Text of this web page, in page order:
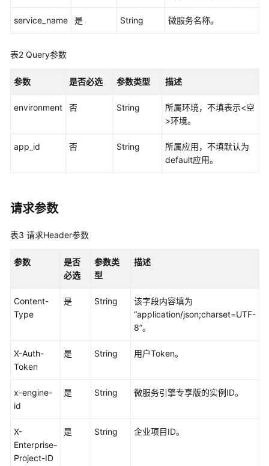
用
览
调
API
例
说
态
配
service_name 是 String 微服务名称。
表2 Query参数
参数 是否必选 参数类型 描述
environment 否 String
所属环境，不填表示<空
>环境。
app_id 否 String
所属应用，不填默认为
default应用。
请求参数
表3 请求Header参数
参数
是否
必选
参数类
型
描述
Content-
Type
是 String
该字段内容填为
“application/json;charset=UTF-
8”。
X-Auth-
Token
是 String 用户Token。
x-engine-
id
是 String 微服务引擎专享版的实例ID。
X-
Enterprise-
Project-ID
是 String 企业项目ID。